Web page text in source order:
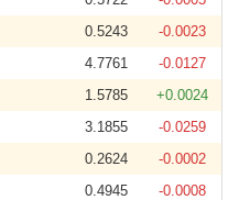
0.5243
-0.0023
4.7761
-0.0127
1.5785
+0.0024
3.1855
-0.0259
0.2624
-0.0002
0.4945
-0.0008